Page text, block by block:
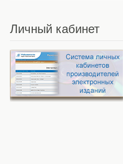
Личный кабинет